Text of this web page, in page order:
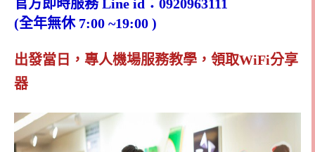
官方即時服務 Line id：0920963111
(全年無休 7:00 ~19:00 )
出發當日，專人機場服務教學，領取WiFi分享
器